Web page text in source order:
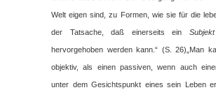
Welt eigen sind, zu Formen, wie sie für die
der Tatsache, daß einerseits ein Subjekt
hervorgehoben werden kann.“ (S. 26) „Man
objektiv, als einen passiven, wenn auch
unter dem Gesichtspunkt eines sein Leben